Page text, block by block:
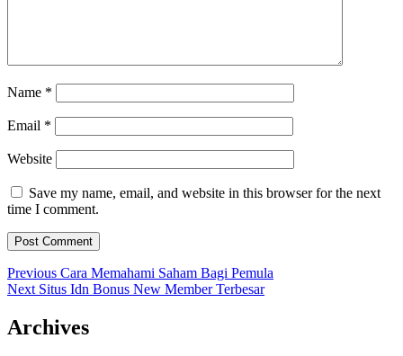
Name *
Email *
Website
Save my name, email, and website in this browser for the next
time I comment.
Post
navigation
Previous Previous
post:
Cara Memahami Saham Bagi Pemula
Next Next
Situs Idn Bonus New Member Terbesar
Archives